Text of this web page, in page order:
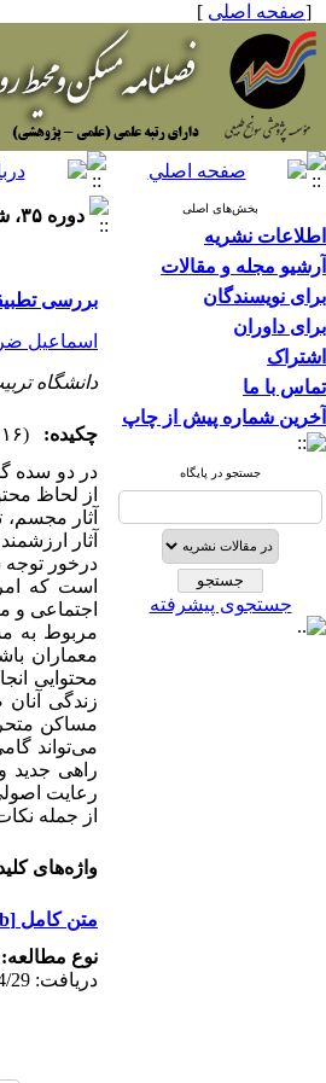
[صفحه اصلی ]
بخش‌های اصلی
اطلاعات نشریه
آرشیو مجله و مقالات
برای نویسندگان
برای داوران
اشتراک
تماس با ما
آخرین شماره پیش از چاپ
جستجو در پایگاه
جستجوی پیشرفته
دوره ۳۵، شماره ۱۵۵ - ( ۹-۱۳۹۵ )
بررسی
اسماعیل
دانشگاه
چکیده:
(۸۱۱۶ مشاهده)
در دو سده
از لحاظ
آثار
آثار
درخور توجه
است که
اجتماعی و
مربوط به
معماران
محتوایی
زندگی
مساکن
می‌تواند
راهی جدید
رعایت
از جمله
واژه‌های
متن کامل [PDF 1081 kb]
نوع مطالعه:
دریافت: 1395/4/29 | پذیرش: 1395/6/29 | انتشار: 1395/9/29